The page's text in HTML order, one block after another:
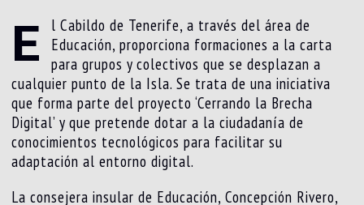
E
l Cabildo de Tenerife, a través del área de
Educación, proporciona formaciones a la carta
para grupos y colectivos que se desplazan a
cualquier punto de la Isla. Se trata de una iniciativa
que forma parte del proyecto ‘Cerrando la Brecha
Digital’ y que pretende dotar a la ciudadanía de
conocimientos tecnológicos para facilitar su
adaptación al entorno digital.
La consejera insular de Educación, Concepción Rivero,